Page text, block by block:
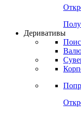
Деривативы